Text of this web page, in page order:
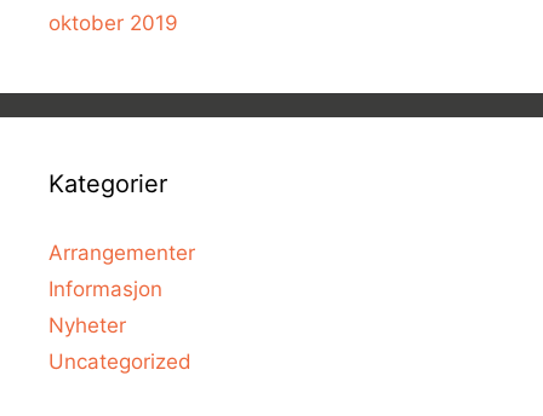
oktober 2019
Kategorier
Arrangementer
Informasjon
Nyheter
Uncategorized